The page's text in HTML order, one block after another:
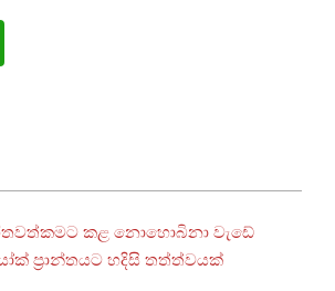
කළ නොහොබිනා වැඩේ
ප්‍රාන්තයට හදිසි තත්ත්වයක්